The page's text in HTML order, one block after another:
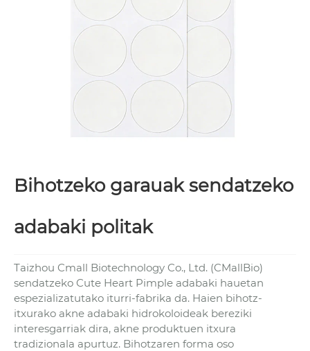
Bihotzeko garauak sendatzeko
adabaki politak
Taizhou Cmall Biotechnology Co., Ltd. (CMallBio)
sendatzeko Cute Heart Pimple adabaki hauetan
espezializatutako iturri-fabrika da. Haien bihotz-
itxurako akne adabaki hidrokoloideak bereziki
interesgarriak dira, akne produktuen itxura
tradizionala apurtuz. Bihotzaren forma oso